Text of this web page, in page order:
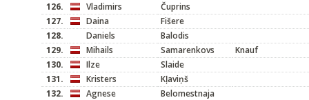
126.
Vladimirs
Čuprins
127.
Daina
Fišere
128.
Daniels
Balodis
129.
Mihails Samarenkovs
Knauf
130.
Ilze
Slaide
131.
Kristers
Kļaviņš
132.
Agnese
Belomestnaja